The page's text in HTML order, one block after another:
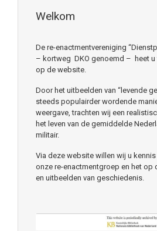
Welkom
De re-enactmentvereniging
– kortweg DKO genoemd – heet u
op de website.
Door het uitbeelden van “levende
steeds populairder wordende
weergave, trachten wij een
het leven van de gemiddelde
militair.
Via deze website willen wij u
onze re-enactmentgroep en het op
en uitbeelden van geschiedenis.